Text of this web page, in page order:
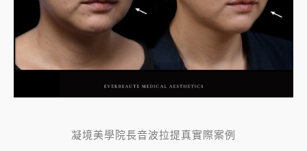
凝境美學院長音波拉提真實際案例